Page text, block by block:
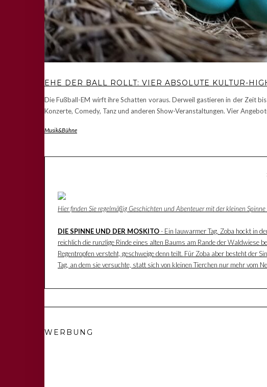
EHE DER BALL ROLLT: VIER ABSOLUTE KULTUR-
Die Fußball-EM wirft ihre Schatten voraus. Derweil gastieren in der Zeit
Konzerte, Comedy, Tanz und anderen Show-Veranstaltungen. Vier
Musik&Bühne
Hier finden Sie regelmäßig Geschichten und Abenteuer mit der kleinen
DIE SPINNE UND DER MOSKITO- Ein lauwarmer Tag. Zoba hockt in
reichlich die runzlige Rinde eines alten Baums am Rande der Waldwiese
Regentropfen versteht, geschweige denn teilt. Für Zoba aber besteht der
Tag, an dem sie versuchte, statt sich von kleinen Tierchen nur mehr vom
WERBUNG